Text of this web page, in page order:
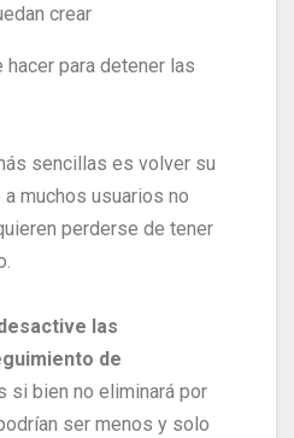
crear
para detener las
sencillas es volver su
muchos usuarios no
perderse de tener
las
de
si bien no eliminará por
ser menos y solo